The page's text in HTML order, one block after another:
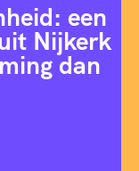
een
Nijkerk
dan